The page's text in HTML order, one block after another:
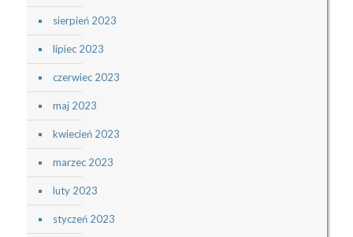
sierpień 2023
lipiec 2023
czerwiec 2023
maj 2023
kwiecień 2023
marzec 2023
luty 2023
styczeń 2023